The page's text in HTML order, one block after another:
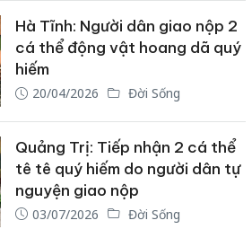
Hà Tĩnh: Người dân giao nộp 2
cá thể động vật hoang dã quý
hiếm
20/04/2026 Đời Sống
Quảng Trị: Tiếp nhận 2 cá thể
tê tê quý hiếm do người dân tự
nguyện giao nộp
03/07/2026 Đời Sống